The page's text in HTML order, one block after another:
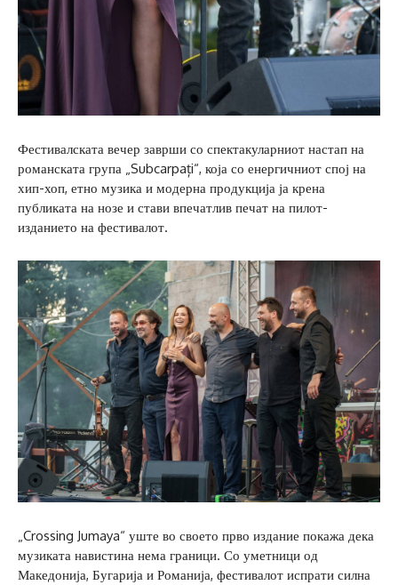
Фестивалската вечер заврши со спектакуларниот настап на
романската група „Subcarpați“, која со енергичниот спој на
хип-хоп, етно музика и модерна продукција ја крена
публиката на нозе и стави впечатлив печат на пилот-
изданието на фестивалот.
„Crossing Jumaya“ уште во своето прво издание покажа дека
музиката навистина нема граници. Со уметници од
Македонија, Бугарија и Романија, фестивалот испрати силна